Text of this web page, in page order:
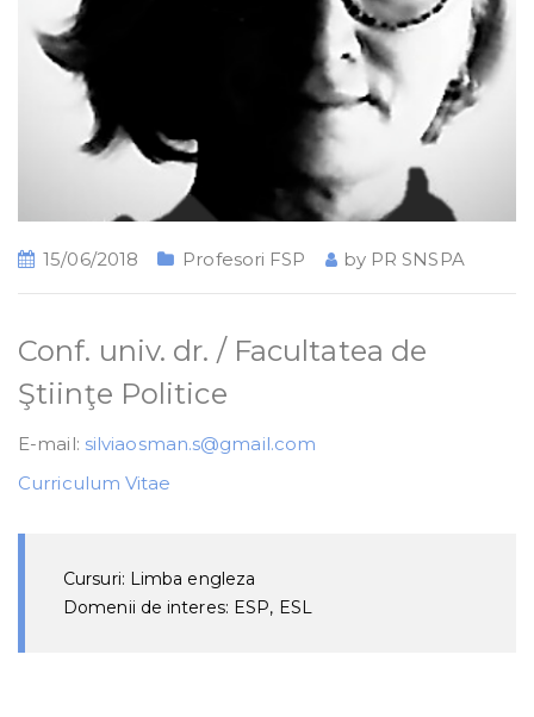
15/06/2018 Profesori FSP by PR SNSPA
Conf. univ. dr. / Facultatea de
Ştiinţe Politice
E-mail: silviaosman.s@gmail.com
Curriculum Vitae
Cursuri: Limba engleza
Domenii de interes: ESP, ESL